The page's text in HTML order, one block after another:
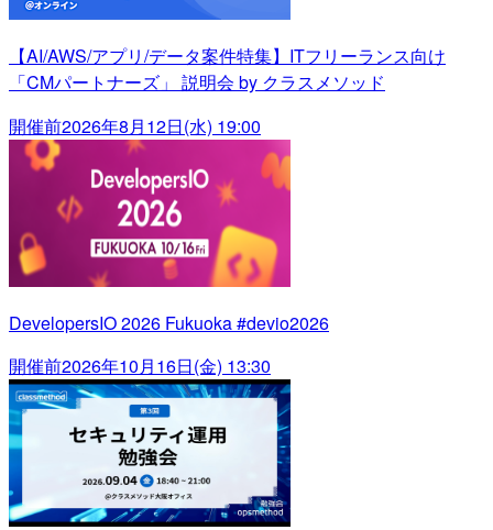
【AI/AWS/アプリ/データ案件特集】ITフリーランス向け
「CMパートナーズ」 説明会 by クラスメソッド
開催前2026年8月12日(水) 19:00
DevelopersIO 2026 Fukuoka #devio2026
開催前2026年10月16日(金) 13:30